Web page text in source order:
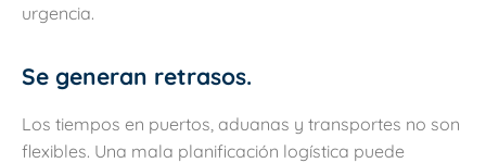
urgencia.
Se generan retrasos.
Los tiempos en puertos, aduanas y transportes no son
flexibles. Una mala planificación logística puede